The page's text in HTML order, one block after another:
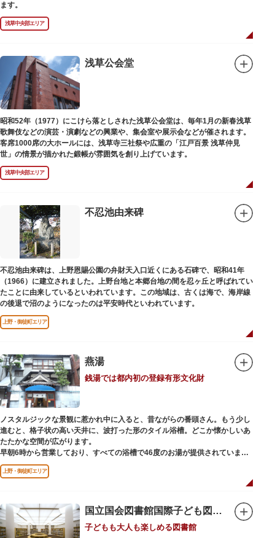
ます。
浅草中央部エリア
浅草公会堂
昭和52年（1977）にこけら落としされた浅草公会堂は、毎年1月の新春浅草
歌舞伎などの演芸・演劇などの興業や、集会室や展示会などが催されます。
客席1000席の大ホールには、浅草寺三社祭や広重の「江戸百景 浅草仲見
世」の情景が描かれた鍛帳が雰囲気を創り上げています。
浅草中央部エリア
不忍池由来碑
不忍池由来碑は、上野恩賜公園の弁財天入口近くにある石碑で、昭和41年
（1966）に建立されました。上野台地と本郷台地の間を忍ヶ丘と呼ばれてい
たことに由来しているといわれています。この地域は、古くは海で、海岸線
の後退で沼のようになったのは平安時代といわれています。
上野・御徒町エリア
燕湯
銭湯では都内初の登録有形文化財
ノスタルジックな景観に惹かれ中に入ると、昔ながらの番頭さん。もう少し
進むと、格子状の高い天井に、波打った形のタイル浴槽。どこか懐かしいあ
たたかな空間が広がります。
早朝6時から営業しており、すべての浴槽で46度のお湯が提供されていま
す。常連の方々を魅了するのは早朝のこの少し熱めの温度のお湯と昔ながら
の懐かしさでしょうか。
店頭の屋根瓦や格子型天井等も昭和から引き継がれてきている歴史あるもの
りとご覧ください。
上野・御徒町エリア
国立国会図書館国際子ども図書館
子どもも大人も楽しめる図書館